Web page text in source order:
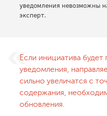
уведомления невозможны
эксперт.
Если инициатива
уведомления,
сильно увеличатся с
содержания,
обновления.